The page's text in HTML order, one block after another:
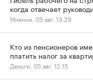
когда отвечает
Мнения, 05 авг, 13:29
Кто из пенсионеров
платить налог за
Деньги, 05 авг, 12:15